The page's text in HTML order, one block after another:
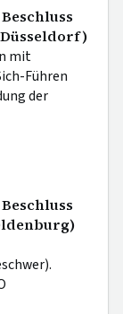
Beschluss
Düsseldorf)
mit
Führen
der
Beschluss